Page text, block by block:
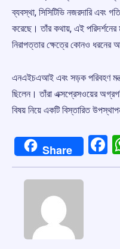
ব্যবস্থা, সিসিটিভি নজরদারি এবং
করেছে। তাঁর কথায়, এই পরিদর্শনের
নিরাপত্তার ক্ষেত্রে কোনও ধরনের
এনএইচএআই এবং সড়ক পরিবহণ
ছিলেন। তাঁরা এক্সপ্রেসওয়ের
বিষয় নিয়ে একটি বিস্তারিত
Share